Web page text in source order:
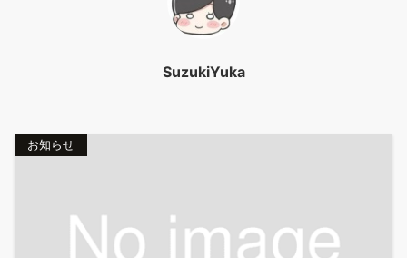
SuzukiYuka
お知らせ